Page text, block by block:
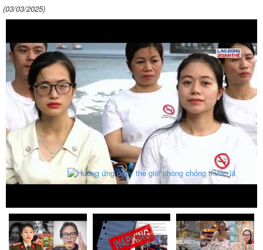
(03/03/2025)